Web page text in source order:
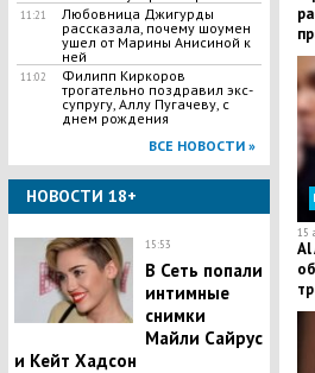
11:21
Любовница Джигурды
рассказала, почему шоумен
ушел от Марины Анисиной к
ней
11:02
Филипп Киркоров
трогательно поздравил экс-
супругу, Аллу Пугачеву, с
днем рождения
ВСЕ НОВОСТИ »
НОВОСТИ 18+
15:53
В Сеть попали
интимные
снимки
Майли Сайрус
и Кейт Хадсон
15
Al